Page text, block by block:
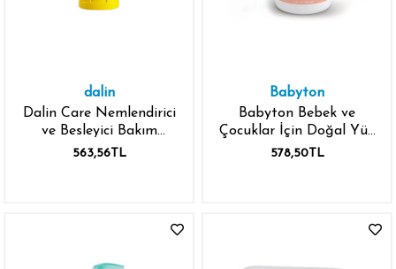
dalin
Dalin Care Nemlendirici
ve Besleyici Bakım
Losyonu 200 ml
563,56TL
Babyton
Babyton Bebek ve
Çocuklar İçin Doğal Yüz
ve Vücut Losyonu 250
578,50TL